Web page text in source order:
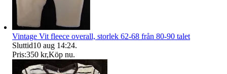
Vintage Vit fleece overall, storlek 62-68 från 80-90 talet
Sluttid10 aug 14:24.
Pris:350 kr,Köp nu.